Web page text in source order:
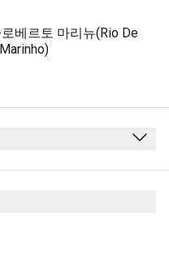
베르토 마리뉴(Rio De
04:00 - 22:00